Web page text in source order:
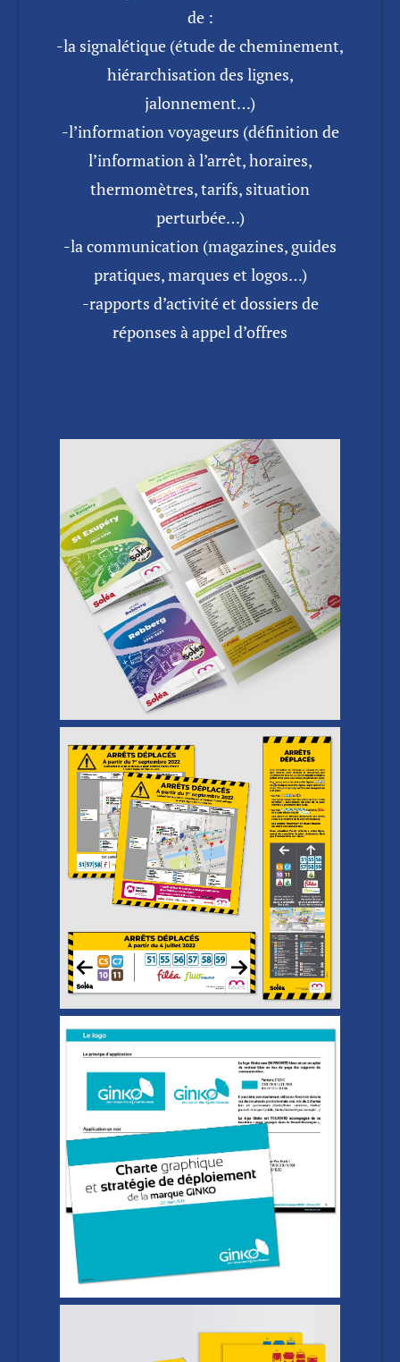
de :
-la signalétique (étude de cheminement,
hiérarchisation des lignes,
jalonnement…)
-l’information voyageurs (définition de
l’information à l’arrêt, horaires,
thermomètres, tarifs, situation
perturbée…)
-la communication (magazines, guides
pratiques, marques et logos…)
-rapports d’activité et dossiers de
réponses à appel d’offres